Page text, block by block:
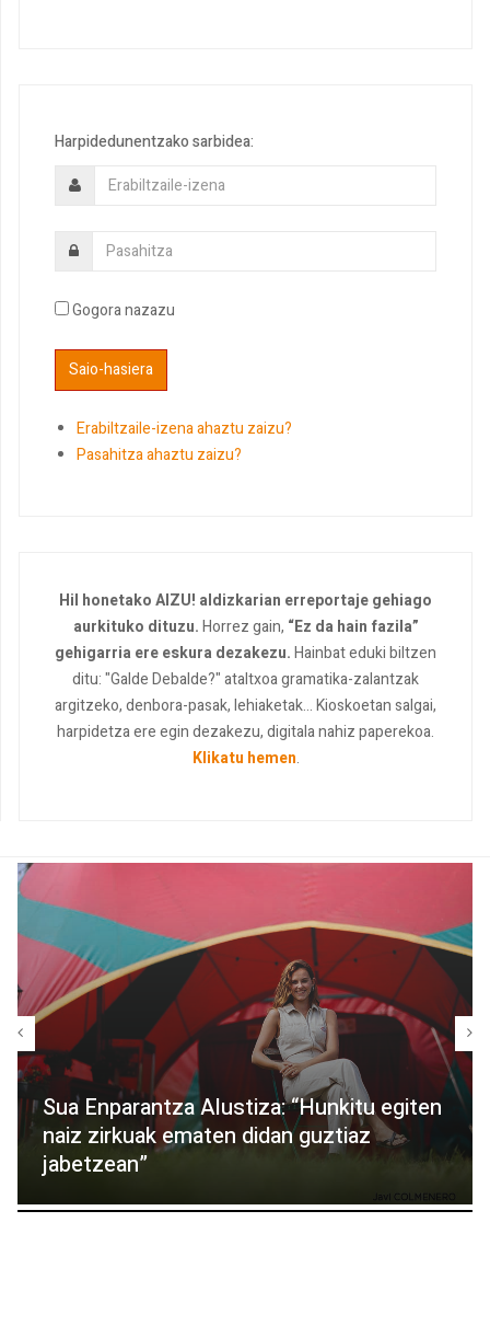
Harpidedunentzako sarbidea:
Gogora nazazu
Erabiltzaile-izena ahaztu zaizu?
Pasahitza ahaztu zaizu?
Hil honetako AIZU! aldizkarian erreportaje gehiago
aurkituko dituzu.Horrez gain, “Ez da hain fazila”
gehigarria ere eskura dezakezu.Hainbat eduki biltzen
ditu: "Galde Debalde?" ataltxoa gramatika-zalantzak
argitzeko, denbora-pasak, lehiaketak... Kioskoetan salgai,
harpidetza ere egin dezakezu, digitala nahiz paperekoa.
Klikatu hemen.
Sua Enparantza Alustiza: “Hunkitu egiten
naiz zirkuak ematen didan guztiaz
jabetzean”